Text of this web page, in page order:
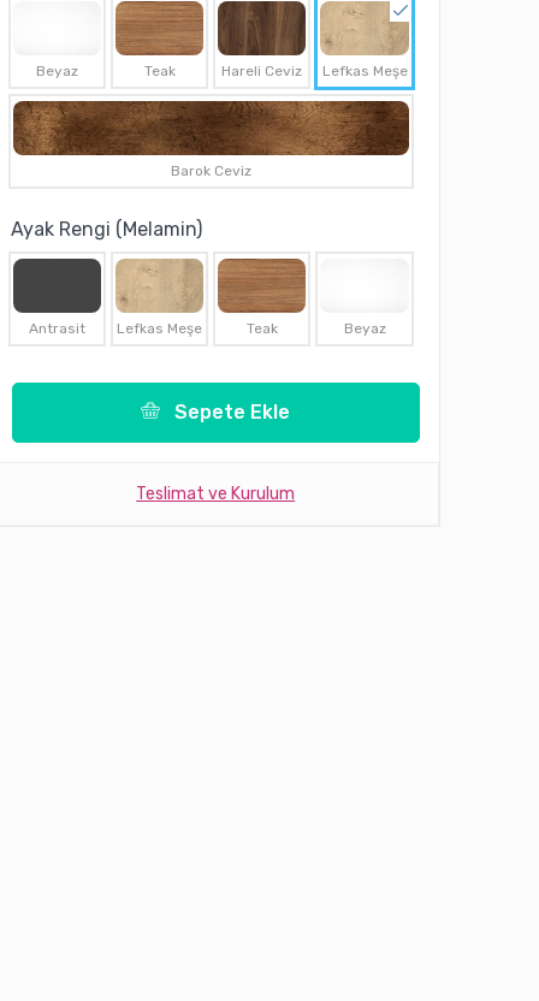
Beyaz Teak Hareli Ceviz Lefkas Meşe
Barok Ceviz
Ayak Rengi (Melamin)
Antrasit Lefkas Meşe Teak Beyaz
Sepete Ekle
Teslimat ve Kurulum